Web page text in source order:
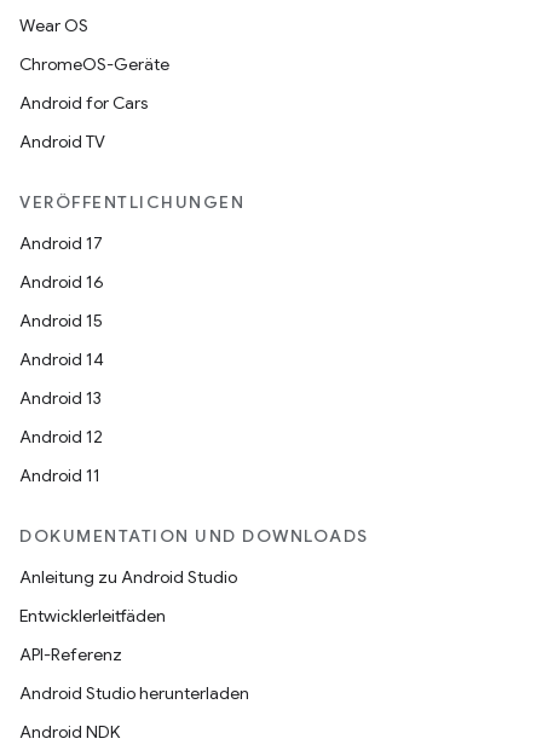
Wear OS
ChromeOS-Geräte
Android for Cars
Android TV
VERÖFFENTLICHUNGEN
Android 17
Android 16
Android 15
Android 14
Android 13
Android 12
Android 11
DOKUMENTATION UND DOWNLOADS
Anleitung zu Android Studio
Entwicklerleitfäden
API-Referenz
Android Studio herunterladen
Android NDK